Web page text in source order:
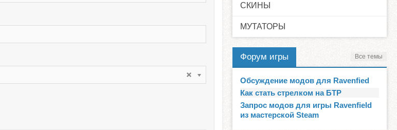
СКИНЫ
МУТАТОРЫ
Форум игры Все темы
Обсуждение модов для Ravenfied
Как стать стрелком на БТР
Запрос модов для игры Ravenfield
из мастерской Steam